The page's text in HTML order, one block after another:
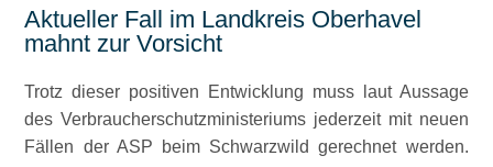
Aktueller Fall im Landkreis Oberhavel
mahnt zur Vorsicht
Trotz dieser positiven Entwicklung muss laut Aussage
des Verbraucherschutzministeriums jederzeit mit neuen
Fällen der ASP beim Schwarzwild gerechnet werden.